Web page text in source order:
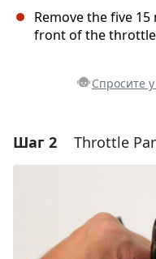
Remove the five 15
front of the
Спросите
Шаг 2 Throttle